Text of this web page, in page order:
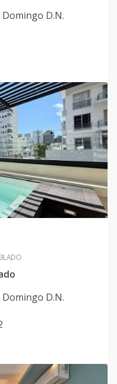
D.N.
D.N.